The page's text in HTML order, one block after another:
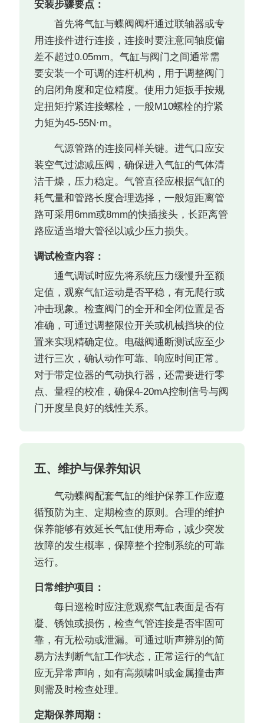
安装步骤要点：
首先将气缸与蝶阀阀杆通过联轴器或专
用连接件进行连接，连接时要注意同轴度偏
差不超过0.05mm。气缸与阀门之间通常需
要安装一个可调的连杆机构，用于调整阀门
的启闭角度和定位精度。使用力矩扳手按规
定扭矩拧紧连接螺栓，一般M10螺栓的拧紧
力矩为45-55N·m。
气源管路的连接同样关键。进气口应安
装空气过滤减压阀，确保进入气缸的气体清
洁干燥，压力稳定。气管直径应根据气缸的
耗气量和管路长度合理选择，一般短距离管
路可采用6mm或8mm的快插接头，长距离管
路应适当增大管径以减少压力损失。
调试检查内容：
通气调试时应先将系统压力缓慢升至额
定值，观察气缸运动是否平稳，有无爬行或
冲击现象。检查阀门的全开和全闭位置是否
准确，可通过调整限位开关或机械挡块的位
置来实现精确定位。电磁阀通断测试应至少
进行三次，确认动作可靠、响应时间正常。
对于带定位器的气动执行器，还需要进行零
点、量程的校准，确保4-20mA控制信号与阀
门开度呈良好的线性关系。
五、维护与保养知识
气动蝶阀配套气缸的维护保养工作应遵
循预防为主、定期检查的原则。合理的维护
保养能够有效延长气缸使用寿命，减少突发
故障的发生概率，保障整个控制系统的可靠
运行。
日常维护项目：
每日巡检时应注意观察气缸表面是否有
凝、锈蚀或损伤，检查气管连接是否牢固可
靠，有无松动或泄漏。可通过听声辨别的简
易方法判断气缸工作状态，正常运行的气缸
应无异常声响，如有高频啸叫或金属撞击声
则需及时检查处理。
定期保养周期：